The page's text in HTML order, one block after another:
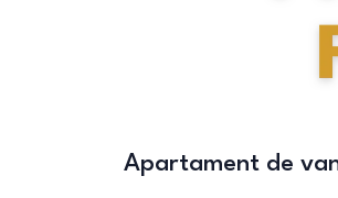
Apartament de